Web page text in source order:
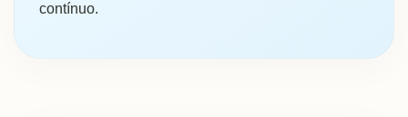
contínuo.